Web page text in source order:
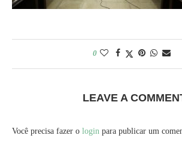
0
LEAVE A
Você precisa fazer o login para publicar um